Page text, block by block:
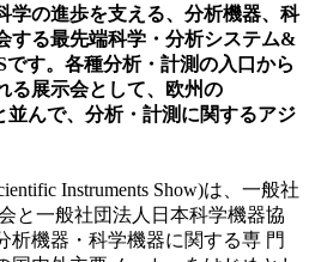
学の進歩を支える、分析機器、科
する最先端科学・分析システム&
す。各種分析・計測の入口から
る展示会として、欧州の
並んで、分析・計測に関するアジ
Instruments Show)は、一般社
と一般社団法人日本科学機器協
析機器・科学機器に関する専 門